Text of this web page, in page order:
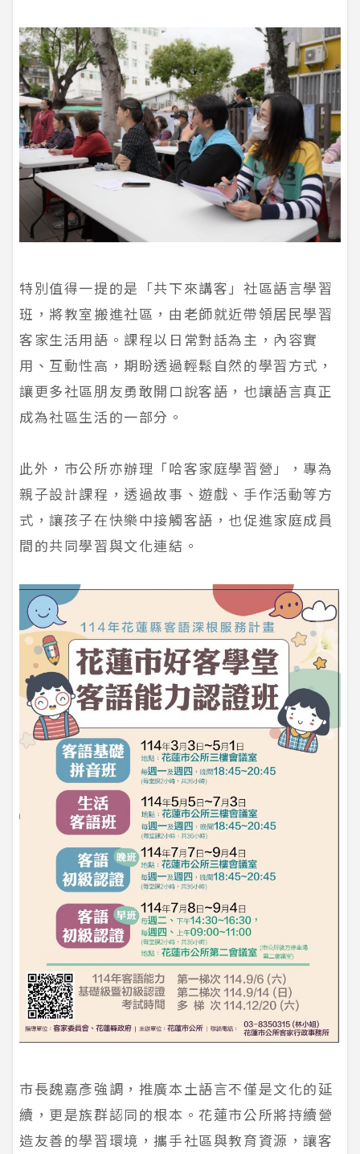
特別值得一提的是「共下來講客」社區語言學習
班，將教室搬進社區，由老師就近帶領居民學習
客家生活用語。課程以日常對話為主，內容實
用、互動性高，期盼透過輕鬆自然的學習方式，
讓更多社區朋友勇敢開口說客語，也讓語言真正
成為社區生活的一部分。
此外，市公所亦辦理「哈客家庭學習營」，專為
親子設計課程，透過故事、遊戲、手作活動等方
式，讓孩子在快樂中接觸客語，也促進家庭成員
間的共同學習與文化連結。
市長魏嘉彥強調，推廣本土語言不僅是文化的延
續，更是族群認同的根本。花蓮市公所將持續營
造友善的學習環境，攜手社區與教育資源，讓客